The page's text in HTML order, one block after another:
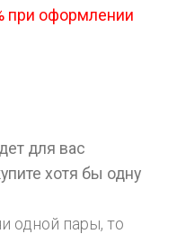
при оформлении
для вас
хотя бы одну
одной пары, то